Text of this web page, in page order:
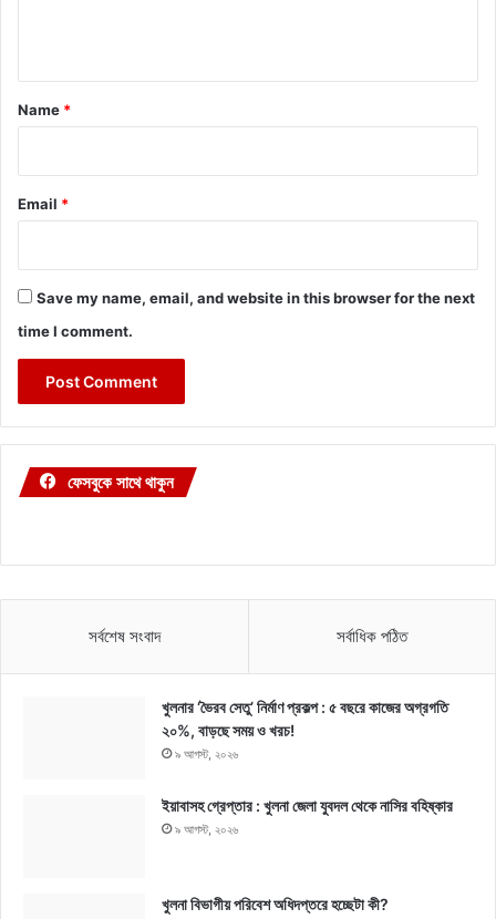
*
Name *
Email *
Save my name, email, and website in this browser for the next
time I comment.
ফেসবুকে সাথে থাকুন
সর্বশেষ সংবাদ সর্বাধিক পঠিত
খুলনার ‘ভৈরব সেতু’ নির্মাণ প্রকল্প : ৫ বছরে কাজের অগ্রগতি
২০%, বাড়ছে সময় ও খরচ!
৯ আগস্ট, ২০২৬
ইয়াবাসহ গ্রেপ্তার : খুলনা জেলা যুবদল থেকে নাসির বহিষ্কার
৯ আগস্ট, ২০২৬
খুলনা বিভাগীয় পরিবেশ অধিদপ্তরে হচ্ছেটা কী?